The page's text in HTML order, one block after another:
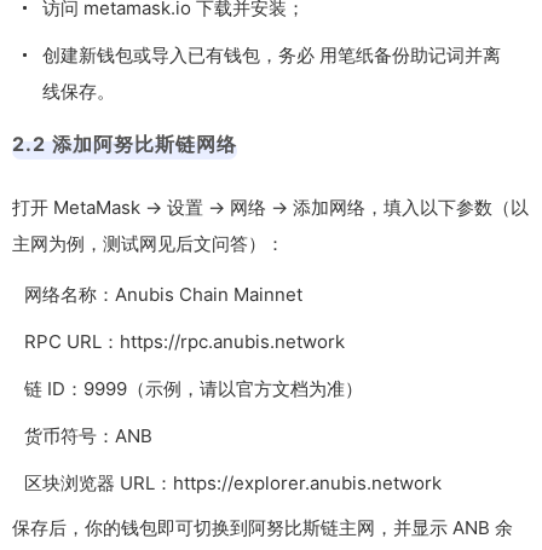
访问 metamask.io 下载并安装；
创建新钱包或导入已有钱包，务必 用笔纸备份助记词并离
线保存。
2.2 添加阿努比斯链网络
打开 MetaMask → 设置 → 网络 → 添加网络，填入以下参数（以
主网为例，测试网见后文问答）：
网络名称：Anubis Chain Mainnet
RPC URL： https://rpc.anubis.network
链 ID：9999（示例，请以官方文档为准）
货币符号：ANB
区块浏览器 URL：https://explorer.anubis.network
保存后，你的钱包即可切换到阿努比斯链主网，并显示 ANB 余